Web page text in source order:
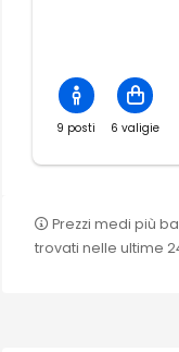
9 posti 6 valigie
Prezzi medi più
trovati nelle ultime